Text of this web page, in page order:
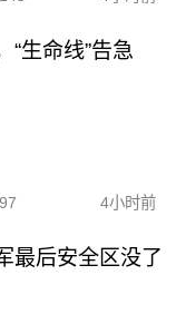
生命线”告急
4小时前
最后安全区没了